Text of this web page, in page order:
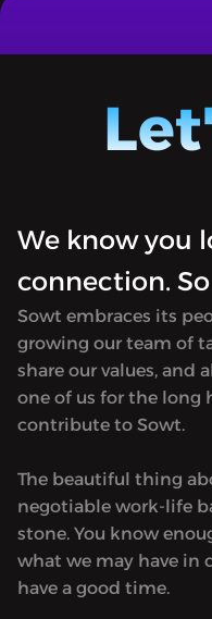
We know you
connection.
Sowt embraces its
growing our team of
share our values, and
one of us for the long
contribute to Sowt.
The beautiful thing
negotiable work-life
stone. You know
what we may have in
have a good time.